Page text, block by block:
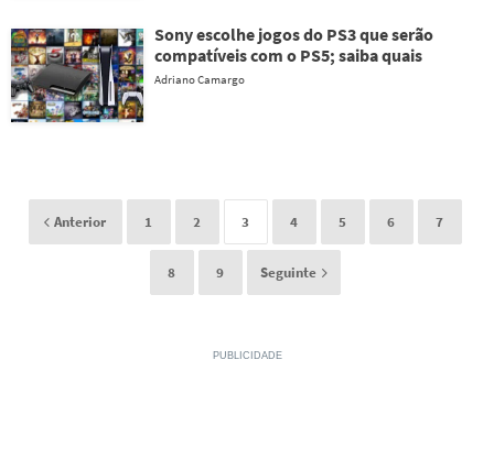
Sony escolhe jogos do PS3 que serão
compatíveis com o PS5; saiba quais
Adriano Camargo
Anterior 1 2 3 4 5 6 7
8 9 Seguinte